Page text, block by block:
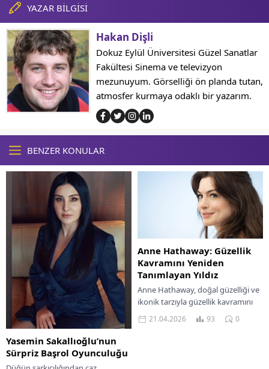
YAZAR BİLGİSİ
Hakan Dişli
Dokuz Eylül Üniversitesi Güzel Sanatlar
Fakültesi Sinema ve televizyon
mezunuyum. Görselliği ön planda tutan,
atmosfer kurmaya odaklı bir yazarım.
BENZER KONULAR
Yasemin Sakallıoğlu’nun
Sürpriz Başrol Oyunculuğu
Anne Hathaway: Güzellik
Kavramını Yeniden
Tanımlayan Yıldız
Anne Hathaway, doğal güzelliği ve
ikonik tarzıyla güzellik kavramını
yeniden tanımlayan, Hollywood'un
parlayan yıldızı.
21.04.2026 93 0